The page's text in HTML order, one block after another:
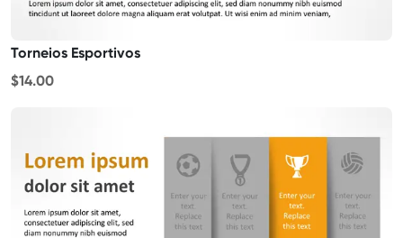
Torneios Esportivos
$14.00